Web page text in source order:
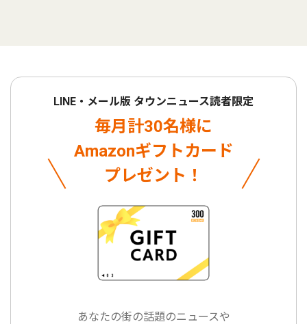
LINE・メール版 タウンニュース読者限定
毎月計30名様に
Amazonギフトカード
プレゼント！
あなたの街の話題のニュースや